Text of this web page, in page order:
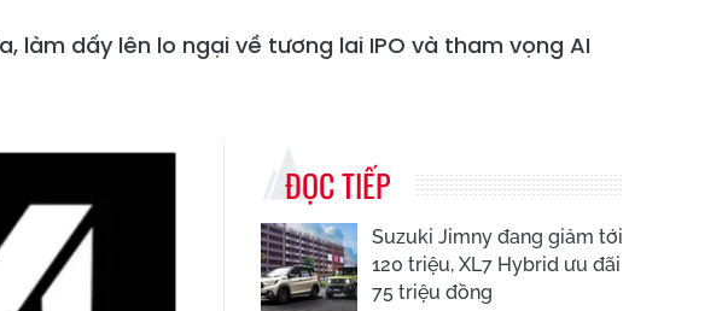
làm dấy lên lo ngại về tương lai IPO và tham vọng AI
ĐỌC TIẾP
Suzuki Jimny đang giảm tới
120 triệu, XL7 Hybrid ưu đãi
75 triệu đồng